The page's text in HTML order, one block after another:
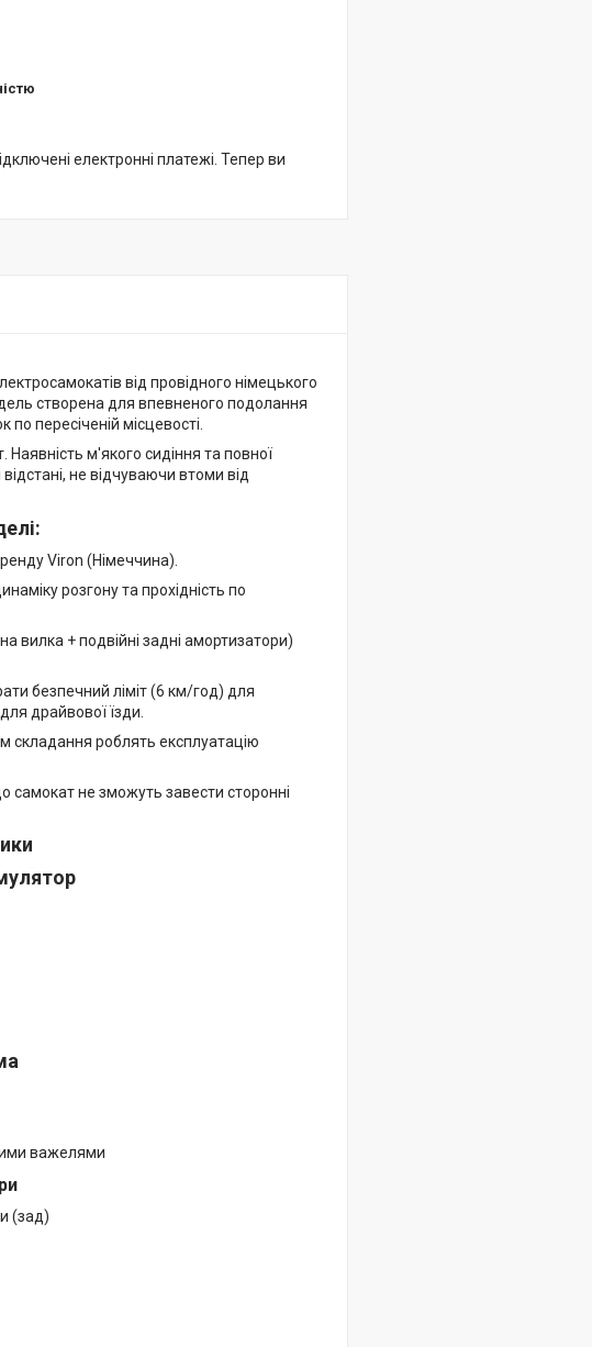
електронні платежі. Тепер ви
від провідного німецького
створена для впевненого подолання
по пересіченій місцевості.
м'якого сидіння та повної
не відчуваючи втоми від
Viron (Німеччина).
розгону та прохідність по
вилка + подвійні задні амортизатори)
безпечний ліміт (6 км/год) для
драйвової їзди.
складання роблять експлуатацію
самокат не зможуть завести сторонні
важелями
(зад)